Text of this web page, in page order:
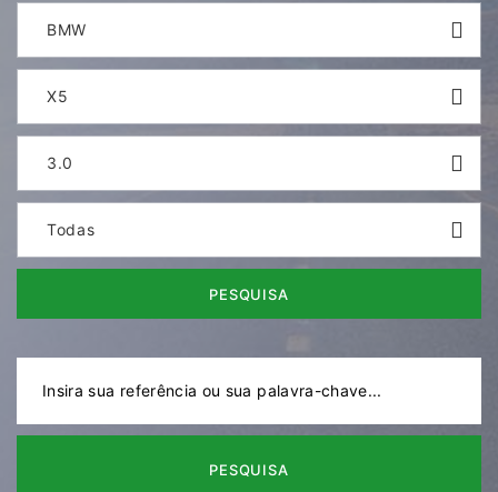
BMW
X5
3.0
Todas
PESQUISA
PESQUISA